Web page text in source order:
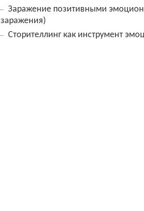
Заражение позитивными
заражения)
Сторителлинг как инструмент